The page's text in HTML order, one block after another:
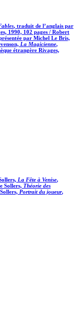
, traduit de l’anglais par
1990, 102 pages / Robert
par Michel Le Bris,
La Magicienne,
étrangère Rivages,
La Fête à Venise,
Sollers, Théorie des
Portrait du joueur,